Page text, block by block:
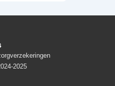
2025